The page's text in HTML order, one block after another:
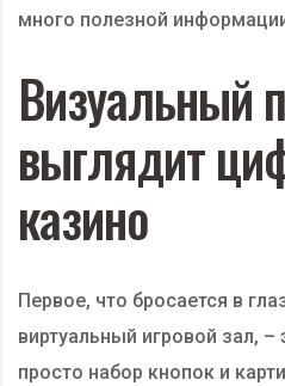
много полезной
Визуальный
выглядит
казино
Первое, что бросается в
виртуальный игровой зал, –
просто набор кнопок и